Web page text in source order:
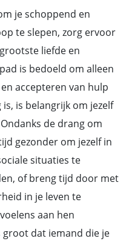
je schoppend en
te slepen, zorg ervoor
liefde en
is bedoeld om alleen
accepteren van hulp
is belangrijk om jezelf
de drang om
gezonder om jezelf in
situaties te
of breng tijd door met
in je leven te
aan hen
groot dat iemand die je